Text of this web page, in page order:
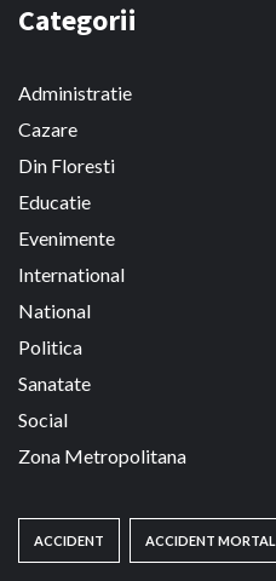
Categorii
Administratie
Cazare
Din Floresti
Educatie
Evenimente
International
National
Politica
Sanatate
Social
Zona Metropolitana
ACCIDENT ACCIDENT MORTAL